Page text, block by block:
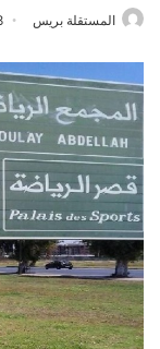
المستقلة بريس